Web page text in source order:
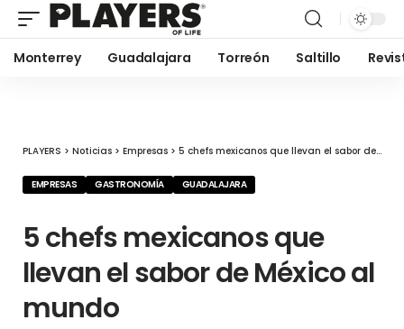
Monterrey Guadalajara Torreón Saltillo
PLAYERS > Noticias > Empresas > 5 chefs mexicanos que llevan el sabor de México al mundo
EMPRESAS GASTRONOMÍA GUADALAJARA
5 chefs mexicanos que
llevan el sabor de México al
mundo